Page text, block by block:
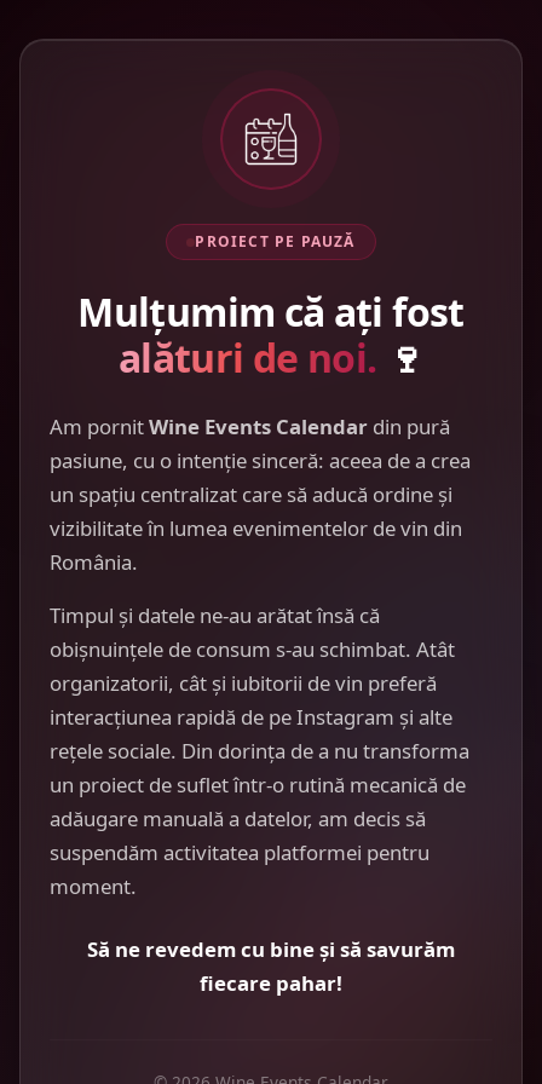
PROIECT PE PAUZĂ
Mulțumim că ați fost
alături de noi. 🍷
Am pornitWine Events Calendar din pură
pasiune, cu o intenție sinceră: aceea de a crea
un spațiu centralizat care să aducă ordine și
vizibilitate în lumea evenimentelor de vin din
România.
Timpul și datele ne-au arătat însă că
obișnuințele de consum s-au schimbat. Atât
organizatorii, cât și iubitorii de vin preferă
interacțiunea rapidă de pe Instagram și alte
rețele sociale. Din dorința de a nu transforma
un proiect de suflet într-o rutină mecanică de
adăugare manuală a datelor, am decis să
suspendăm activitatea platformei pentru
moment.
Să ne revedem cu bine și să savurăm
fiecare pahar!